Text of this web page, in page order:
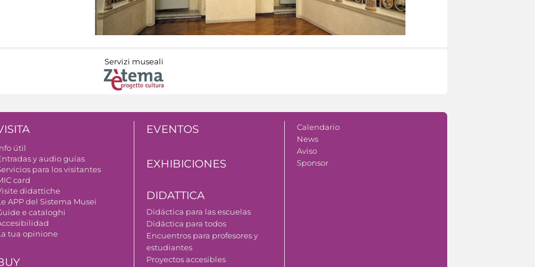
Servizi museali
útil
y audio guías
para los visitantes
card
didattiche
APP del Sistema Musei
e cataloghi
tua opinione
EVENTOS
EXHIBICIONES
DIDATTICA
Didáctica para las escuelas
Didáctica para todos
Encuentros para profesores y
estudiantes
Proyectos accesibles
Calendario
News
Aviso
Sponsor